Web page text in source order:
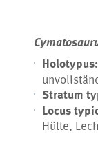
Stratum
Locus
Hütte,